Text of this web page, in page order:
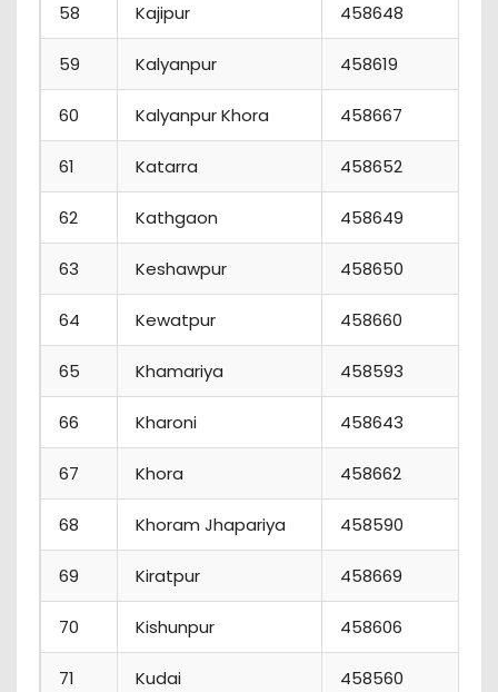
58 Kajipur 458648
59 Kalyanpur 458619
60 Kalyanpur Khora 458667
61 Katarra 458652
62 Kathgaon 458649
63 Keshawpur 458650
64 Kewatpur 458660
65 Khamariya 458593
66 Kharoni 458643
67 Khora 458662
68 Khoram Jhapariya 458590
69 Kiratpur 458669
70 Kishunpur 458606
71 Kudai 458560